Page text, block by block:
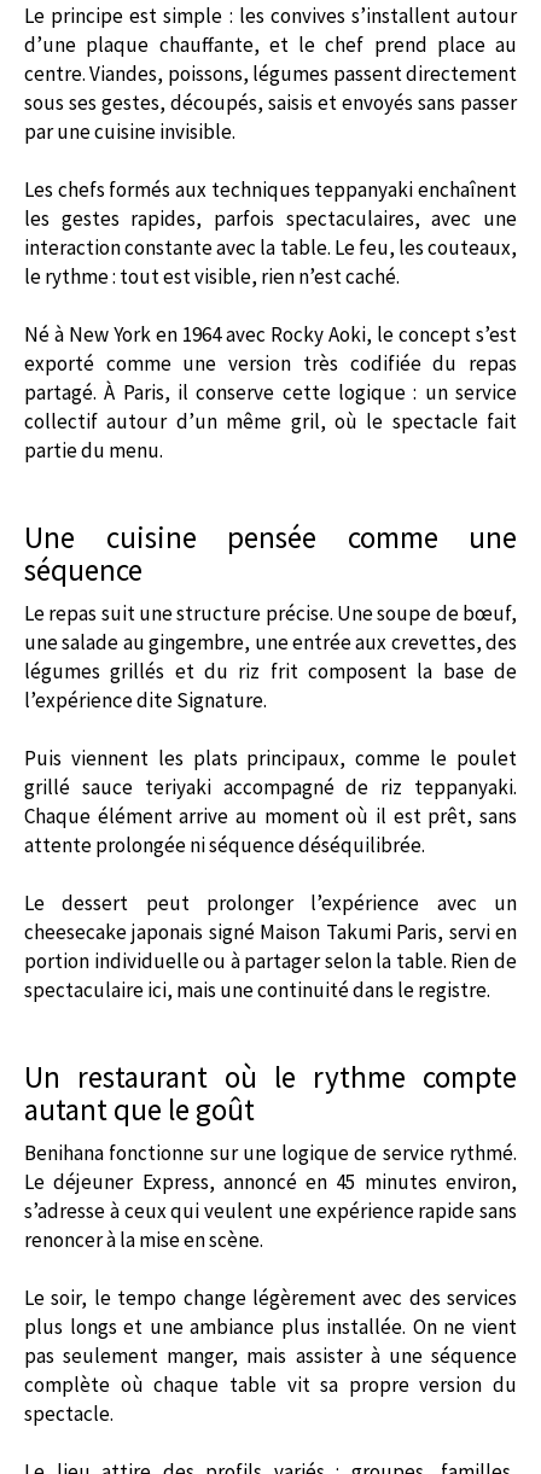
Le principe est simple : les convives s’installent autour
d’une plaque chauffante, et le chef prend place au
centre. Viandes, poissons, légumes passent directement
sous ses gestes, découpés, saisis et envoyés sans passer
par une cuisine invisible.
Les chefs formés aux techniques teppanyaki enchaînent
les gestes rapides, parfois spectaculaires, avec une
interaction constante avec la table. Le feu, les couteaux,
le rythme : tout est visible, rien n’est caché.
Né à New York en 1964 avec Rocky Aoki, le concept s’est
exporté comme une version très codifiée du repas
partagé. À Paris, il conserve cette logique : un service
collectif autour d’un même gril, où le spectacle fait
partie du menu.
Une cuisine pensée comme une
séquence
Le repas suit une structure précise. Une soupe de bœuf,
une salade au gingembre, une entrée aux crevettes, des
légumes grillés et du riz frit composent la base de
l’expérience dite Signature.
Puis viennent les plats principaux, comme le poulet
grillé sauce teriyaki accompagné de riz teppanyaki.
Chaque élément arrive au moment où il est prêt, sans
attente prolongée ni séquence déséquilibrée.
Le dessert peut prolonger l’expérience avec un
cheesecake japonais signé Maison Takumi Paris, servi en
portion individuelle ou à partager selon la table. Rien de
spectaculaire ici, mais une continuité dans le registre.
Un restaurant où le rythme compte
autant que le goût
Benihana fonctionne sur une logique de service rythmé.
Le déjeuner Express, annoncé en 45 minutes environ,
s’adresse à ceux qui veulent une expérience rapide sans
renoncer à la mise en scène.
Le soir, le tempo change légèrement avec des services
plus longs et une ambiance plus installée. On ne vient
pas seulement manger, mais assister à une séquence
complète où chaque table vit sa propre version du
spectacle.